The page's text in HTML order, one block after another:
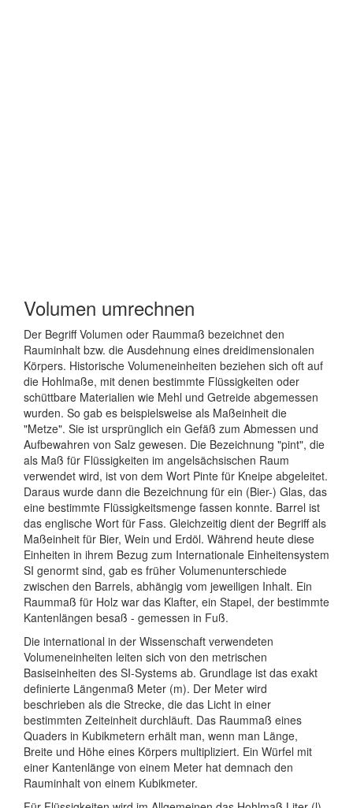
Volumen umrechnen
Der Begriff Volumen oder Raummaß bezeichnet den
Rauminhalt bzw. die Ausdehnung eines dreidimensionalen
Körpers. Historische Volumeneinheiten beziehen sich oft auf
die Hohlmaße, mit denen bestimmte Flüssigkeiten oder
schüttbare Materialien wie Mehl und Getreide abgemessen
wurden. So gab es beispielsweise als Maßeinheit die
"Metze". Sie ist ursprünglich ein Gefäß zum Abmessen und
Aufbewahren von Salz gewesen. Die Bezeichnung "pint", die
als Maß für Flüssigkeiten im angelsächsischen Raum
verwendet wird, ist von dem Wort Pinte für Kneipe abgeleitet.
Daraus wurde dann die Bezeichnung für ein (Bier-) Glas, das
eine bestimmte Flüssigkeitsmenge fassen konnte. Barrel ist
das englische Wort für Fass. Gleichzeitig dient der Begriff als
Maßeinheit für Bier, Wein und Erdöl. Während heute diese
Einheiten in ihrem Bezug zum Internationale Einheitensystem
SI genormt sind, gab es früher Volumenunterschiede
zwischen den Barrels, abhängig vom jeweiligen Inhalt. Ein
Raummaß für Holz war das Klafter, ein Stapel, der bestimmte
Kantenlängen besaß - gemessen in Fuß.
Die international in der Wissenschaft verwendeten
Volumeneinheiten leiten sich von den metrischen
Basiseinheiten des SI-Systems ab. Grundlage ist das exakt
definierte Längenmaß Meter (m). Der Meter wird
beschrieben als die Strecke, die das Licht in einer
bestimmten Zeiteinheit durchläuft. Das Raummaß eines
Quaders in Kubikmetern erhält man, wenn man Länge,
Breite und Höhe eines Körpers multipliziert. Ein Würfel mit
einer Kantenlänge von einem Meter hat demnach den
Rauminhalt von einem Kubikmeter.